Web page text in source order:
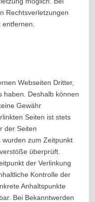
Rechtsverletzungen
Webseiten Dritter,
haben. Deshalb können
Gewähr
Seiten ist stets
der Seiten
zum Zeitpunkt
überprüft.
der Verlinkung
Kontrolle der
Anhaltspunkte
Bei Bekanntwerden